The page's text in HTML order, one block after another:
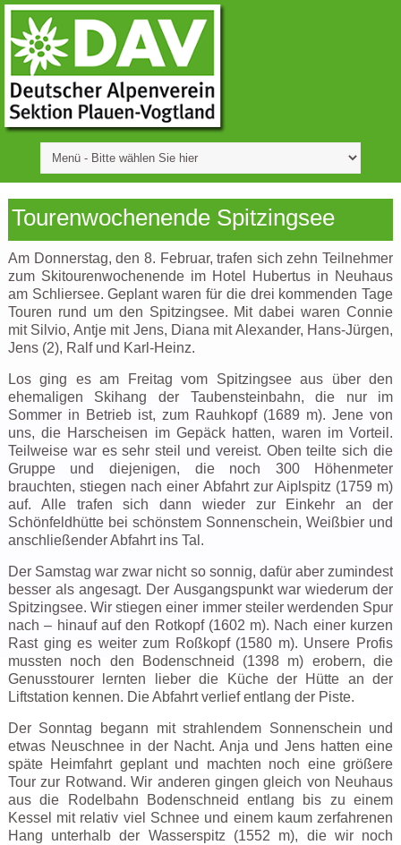
Tourenwochenende Spitzingsee
Am Donnerstag, den 8. Februar, trafen sich zehn Teilnehmer
zum Skitourenwochenende im Hotel Hubertus in Neuhaus
am Schliersee. Geplant waren für die drei kommenden Tage
Touren rund um den Spitzingsee. Mit dabei waren Connie
mit Silvio, Antje mit Jens, Diana mit Alexander, Hans-Jürgen,
Jens (2), Ralf und Karl-Heinz.
Los ging es am Freitag vom Spitzingsee aus über den
ehemaligen Skihang der Taubensteinbahn, die nur im
Sommer in Betrieb ist, zum Rauhkopf (1689 m). Jene von
uns, die Harscheisen im Gepäck hatten, waren im Vorteil.
Teilweise war es sehr steil und vereist. Oben teilte sich die
Gruppe und diejenigen, die noch 300 Höhenmeter
brauchten, stiegen nach einer Abfahrt zur Aiplspitz (1759 m)
auf. Alle trafen sich dann wieder zur Einkehr an der
Schönfeldhütte bei schönstem Sonnenschein, Weißbier und
anschließender Abfahrt ins Tal.
Der Samstag war zwar nicht so sonnig, dafür aber zumindest
besser als angesagt. Der Ausgangspunkt war wiederum der
Spitzingsee. Wir stiegen einer immer steiler werdenden Spur
nach – hinauf auf den Rotkopf (1602 m). Nach einer kurzen
Rast ging es weiter zum Roßkopf (1580 m). Unsere Profis
mussten noch den Bodenschneid (1398 m) erobern, die
Genusstourer lernten lieber die Küche der Hütte an der
Liftstation kennen. Die Abfahrt verlief entlang der Piste.
Der Sonntag begann mit strahlendem Sonnenschein und
etwas Neuschnee in der Nacht. Anja und Jens hatten eine
späte Heimfahrt geplant und machten noch eine größere
Tour zur Rotwand. Wir anderen gingen gleich von Neuhaus
aus die Rodelbahn Bodenschneid entlang bis zu einem
Kessel mit relativ viel Schnee und einem kaum zerfahrenen
Hang unterhalb der Wasserspitz (1552 m), die wir noch